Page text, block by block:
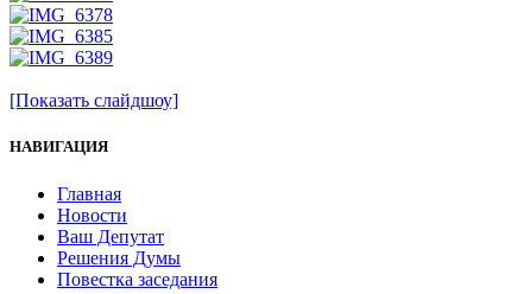
[Показать слайдшоу]
НАВИГАЦИЯ
Главная
Новости
Ваш Депутат
Решения Думы
Повестка заседания